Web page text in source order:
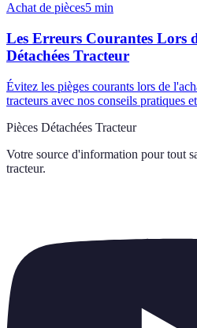
Achat de pièces5 min
Les Erreurs Courantes Lors
Détachées Tracteur
Évitez les pièges courants lors de
tracteurs avec nos conseils pratiques
Pièces Détachées Tracteur
Votre source d'information pour tout
tracteur.